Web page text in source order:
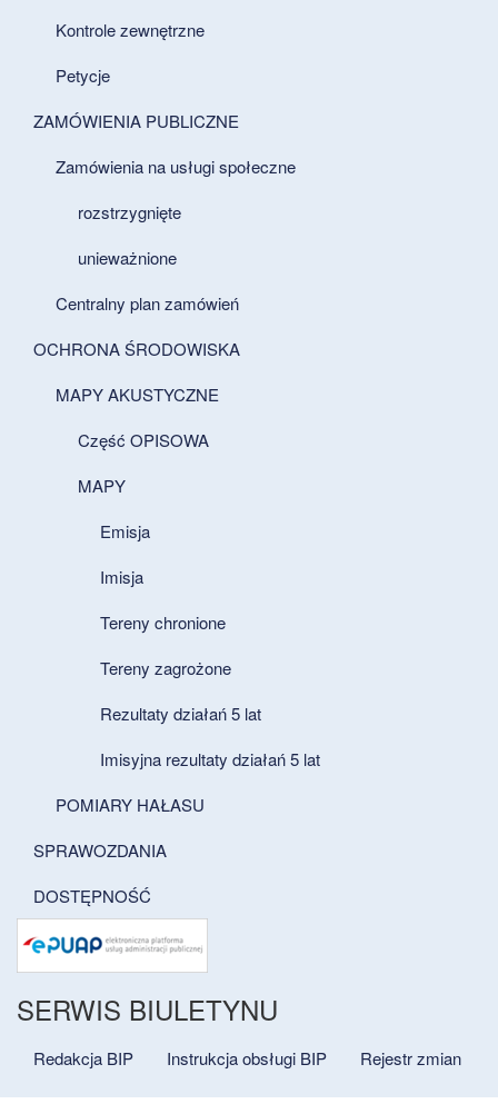
Kontrole zewnętrzne
Petycje
ZAMÓWIENIA PUBLICZNE
Zamówienia na usługi społeczne
rozstrzygnięte
unieważnione
Centralny plan zamówień
OCHRONA ŚRODOWISKA
MAPY AKUSTYCZNE
Część OPISOWA
MAPY
Emisja
Imisja
Tereny chronione
Tereny zagrożone
Rezultaty działań 5 lat
Imisyjna rezultaty działań 5 lat
POMIARY HAŁASU
SPRAWOZDANIA
DOSTĘPNOŚĆ
SERWIS BIULETYNU
Redakcja BIP Instrukcja obsługi BIP Rejestr zmian